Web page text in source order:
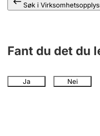
Søk i
Fant du det du
Ja Nei